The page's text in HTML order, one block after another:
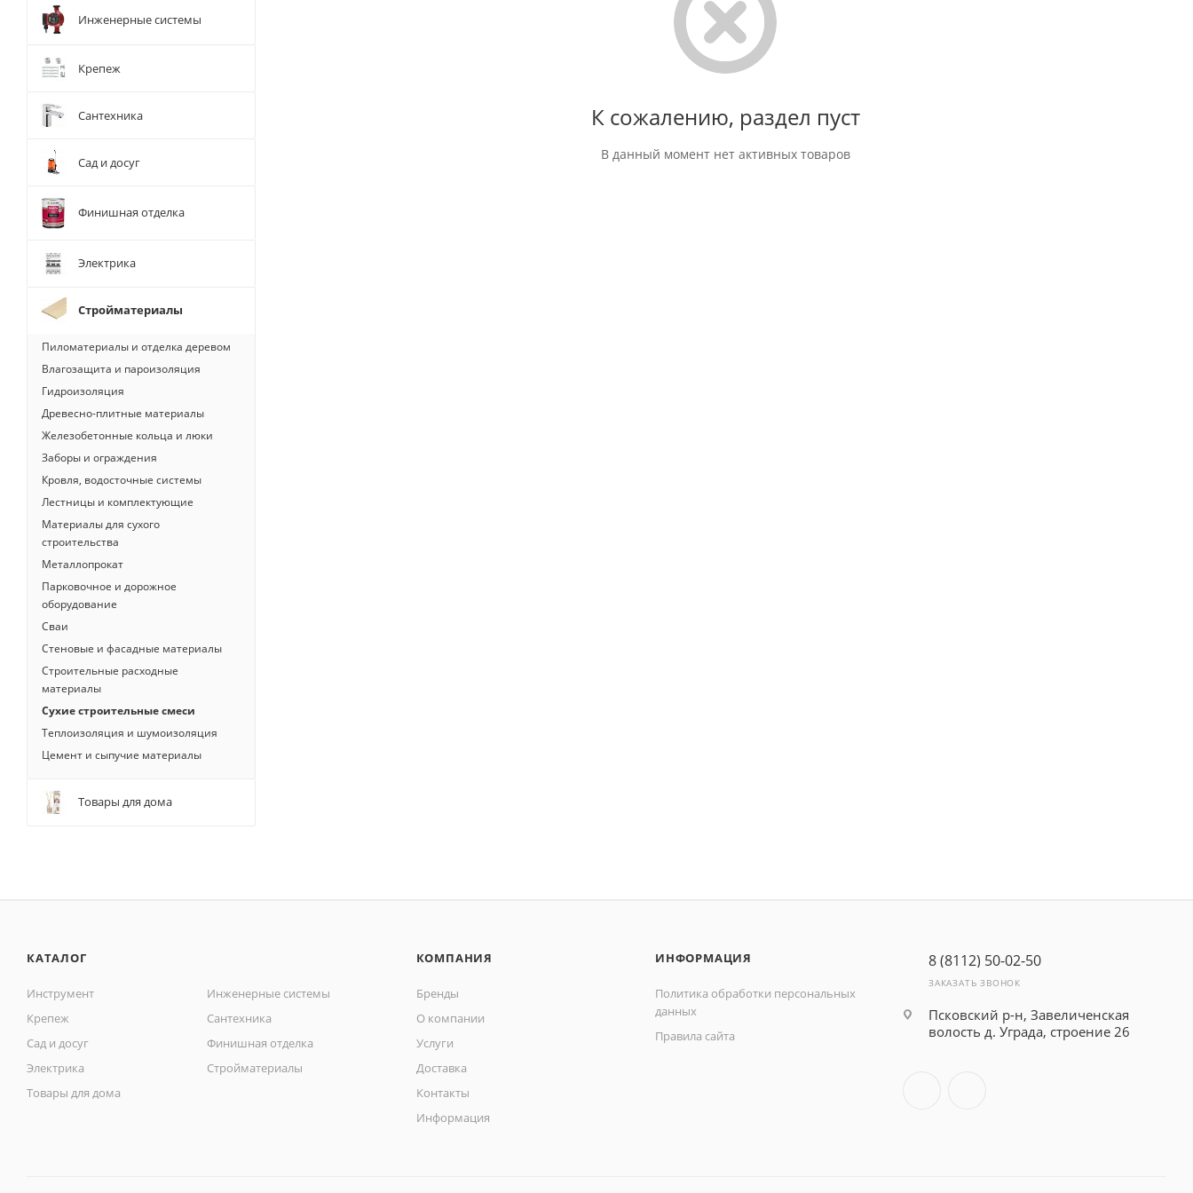
К сожалению, раздел пуст
В данный момент нет активных товаров
Инженерные системы
Крепеж
Сантехника
Сад и досуг
Финишная отделка
Электрика
Стройматериалы
Пиломатериалы и отделка деревом
Влагозащита и пароизоляция
Гидроизоляция
Древесно-плитные материалы
Железобетонные кольца и люки
Заборы и ограждения
Кровля, водосточные системы
Лестницы и комплектующие
Материалы для сухого
строительства
Металлопрокат
Парковочное и дорожное
оборудование
Сваи
Стеновые и фасадные материалы
Строительные расходные
материалы
Сухие строительные смеси
Теплоизоляция и шумоизоляция
Цемент и сыпучие материалы
Товары для дома
КАТАЛОГ
Инструмент
Инженерные системы
Крепеж
Сантехника
Сад и досуг
Финишная отделка
Электрика
Стройматериалы
Товары для дома
КОМПАНИЯ
Бренды
О компании
Услуги
Доставка
Контакты
Информация
ИНФОРМАЦИЯ
Политика обработки персональных
данных
Правила сайта
8 (8112) 50-02-50
ЗАКАЗАТЬ ЗВОНОК
Псковский р-н, Завеличенская
волость д. Уграда, строение 26